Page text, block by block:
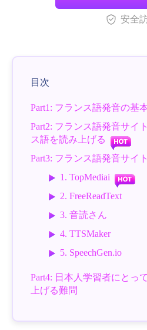
安全
目次
Part1: フランス語発音の基
Part2: フランス語発音サイ
ス語を読み上げる
Part3: フランス語発音サイ
1. TopMediai
2. FreeReadText
3. 音読さん
4. TTSMaker
5. SpeechGen.io
Part4: 日本人学習者にとっ
上げる難問